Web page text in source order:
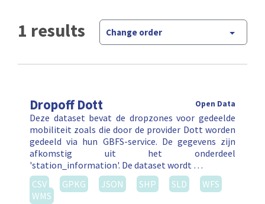
1 results Change order
Dropoff Dott Open Data
Deze dataset bevat de dropzones voor gedeelde
mobiliteit zoals die door de provider Dott worden
gedeeld via hun GBFS-service. De gegevens zijn
afkomstig uit het onderdeel
'station_information'. De dataset wordt …
CSV
GPKG JSON SHP SLD
WFS
WMS